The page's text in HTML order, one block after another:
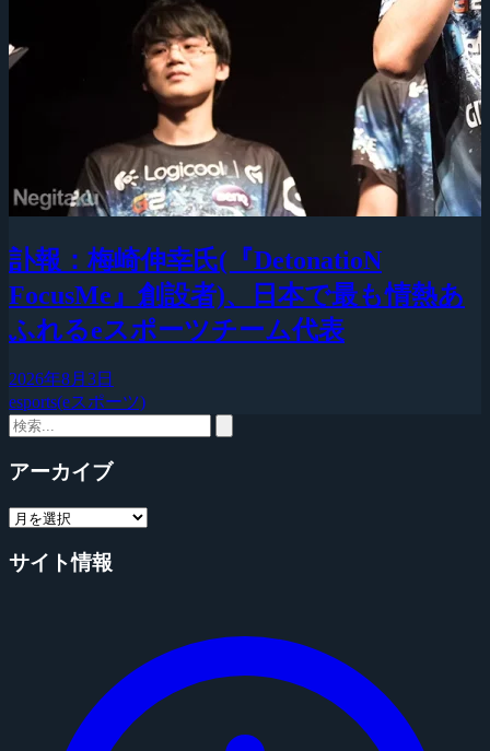
訃報：梅崎伸幸氏(『DetonatioN
FocusMe』創設者)、日本で最も情熱あ
ふれるeスポーツチーム代表
2026年8月3日
esports(eスポーツ)
アーカイブ
サイト情報